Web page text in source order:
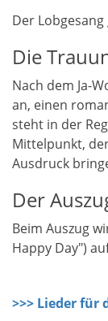
Der
Die
Nach dem Ja-
an, einen
steht in der
Mittelpunkt,
Ausdruck
Der
Beim Auszug
Happy Day")
>>> Lieder für